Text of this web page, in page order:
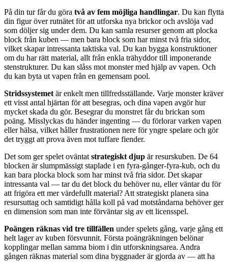
På din tur får du göra två av fem möjliga handlingar. Du kan flytta
din figur över rutnätet för att utforska nya brickor och avslöja vad
som döljer sig under dem. Du kan samla resurser genom att plocka
block från kuben — men bara block som har minst två fria sidor,
vilket skapar intressanta taktiska val. Du kan bygga konstruktioner
om du har rätt material, allt från enkla trähyddor till imponerande
stenstrukturer. Du kan slåss mot monster med hjälp av vapen. Och
du kan byta ut vapen från en gemensam pool.
Stridssystemet är enkelt men tillfredsställande. Varje monster kräver
ett visst antal hjärtan för att besegras, och dina vapen avgör hur
mycket skada du gör. Besegrar du monstret får du brickan som
poäng. Misslyckas du händer ingenting — du förlorar varken vapen
eller hälsa, vilket håller frustrationen nere för yngre spelare och gör
det tryggt att prova även mot tuffare fiender.
Det som ger spelet oväntat strategiskt djup är resurskuben. De 64
blocken är slumpmässigt staplade i en fyra-gånger-fyra-kub, och du
kan bara plocka block som har minst två fria sidor. Det skapar
intressanta val — tar du det block du behöver nu, eller väntar du för
att frigöra ett mer värdefullt material? Att strategiskt planera sina
resursuttag och samtidigt hålla koll på vad motståndarna behöver ger
en dimension som man inte förväntar sig av ett licensspel.
Poängen räknas vid tre tillfällen under spelets gång, varje gång ett
helt lager av kuben försvunnit. Första poängräkningen belönar
kopplingar mellan samma biom i din utforskningsarea. Andra
gången räknas material som dina byggnader är gjorda av — att ha